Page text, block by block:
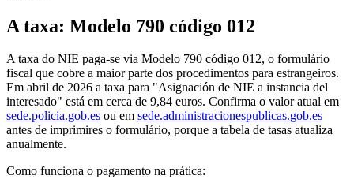
A taxa: Modelo 790 código 012
A taxa do NIE paga-se via Modelo 790 código 012, o formulário
fiscal que cobre a maior parte dos procedimentos para estrangeiros.
Em abril de 2026 a taxa para "Asignación de NIE a instancia del
interesado" está em cerca de 9,84 euros. Confirma o valor atual em
sede.policia.gob.es ou em sede.administracionespublicas.gob.es
antes de imprimires o formulário, porque a tabela de tasas atualiza
anualmente.
Como funciona o pagamento na prática: